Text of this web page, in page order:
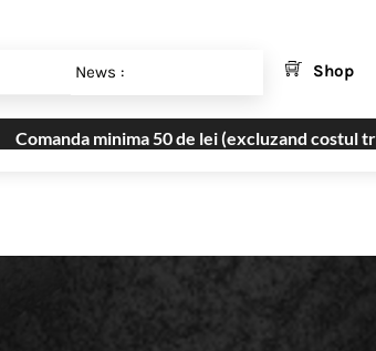
News : Shop
Comanda minima 50 de lei (excluzand costul